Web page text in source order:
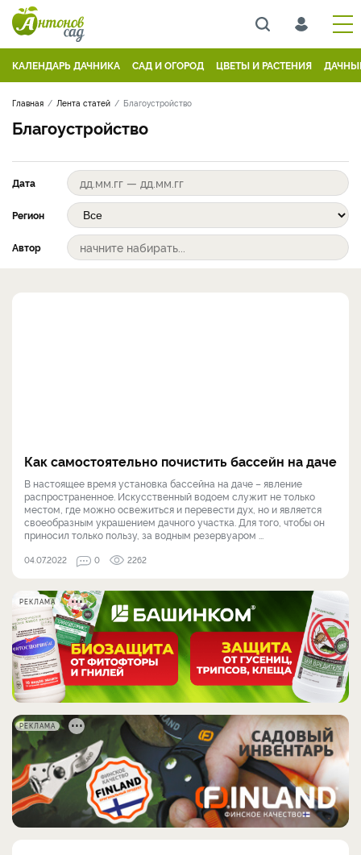
КАЛЕНДАРЬ ДАЧНИКА САД И ОГОРОД ЦВЕТЫ И РАСТЕНИЯ
Главная Лента статей Благоустройство
Благоустройство
Дата
Регион
Автор
Как самостоятельно почистить бассейн на даче
В настоящее время установка бассейна на даче – явление
распространенное. Искусственный водоем служит не только
местом, где можно освежиться и перевести дух, но и является
своеобразным украшением дачного участка. Для того, чтобы он
приносил только пользу, за водным резервуаром ...
04.07.2022 0 2262
РЕКЛАМА
РЕКЛАМА